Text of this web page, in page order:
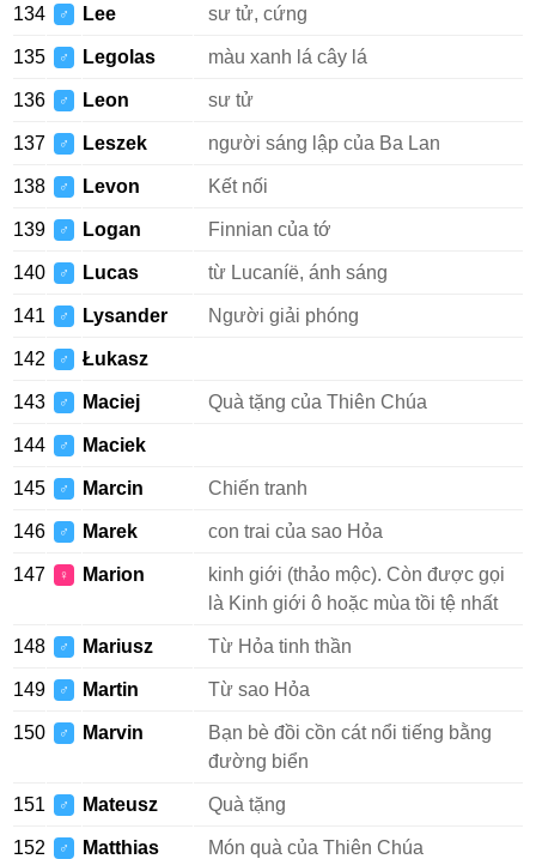
134 ♂ Lee sư tử, cứng
135 ♂ Legolas màu xanh lá cây lá
136 ♂ Leon sư tử
137 ♂ Leszek người sáng lập của Ba Lan
138 ♂ Levon Kết nối
139 ♂ Logan Finnian của tớ
140 ♂ Lucas từ Lucaníë, ánh sáng
141 ♂ Lysander Người giải phóng
142 ♂ Łukasz
143 ♂ Maciej Quà tặng của Thiên Chúa
144 ♂ Maciek
145 ♂ Marcin Chiến tranh
146 ♂ Marek con trai của sao Hỏa
147 ♀ Marion
kinh giới (thảo mộc). Còn được gọi
là Kinh giới ô hoặc mùa tồi tệ nhất
148 ♂ Mariusz Từ Hỏa tinh thần
149 ♂ Martin Từ sao Hỏa
150 ♂ Marvin
Bạn bè đồi cồn cát nổi tiếng bằng
đường biển
151 ♂ Mateusz Quà tặng
152 ♂ Matthias Món quà của Thiên Chúa